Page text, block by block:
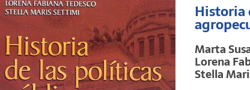
Historia
Marta
Lorena
Stella